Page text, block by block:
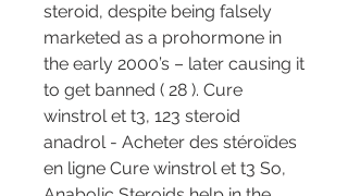
steroid, despite being falsely
marketed as a prohormone in
the early 2000’s – later causing it
to get banned ( 28 ). Cure
winstrol et t3, 123 steroid
anadrol - Acheter des stéroïdes
en ligne Cure winstrol et t3 So,